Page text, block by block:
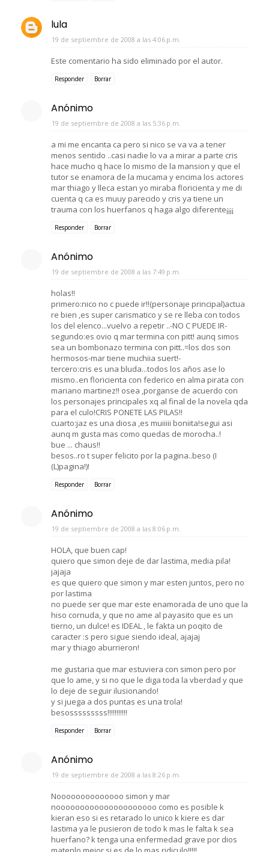
lula
19 de septiembre de 2008 a las 4:06 p.m.
Este comentario ha sido eliminado por el autor.
Responder Borrar
Anónimo
19 de septiembre de 2008 a las 5:36 p.m.
a mi me encanta ca pero si nico se va va a tener
menos sentido ..casi nadie lo va a mirar a parte cris
hace mucho q hace lo mismo de la mansion y que el
tutor se enamora de la mucama y encima los actores
mar thiago y lleca estan yo miraba floricienta y me di
cuenta q ca es muuy parecido y cris ya tiene un
trauma con los huerfanos q haga algo diferente¡¡¡¡
Responder Borrar
Anónimo
19 de septiembre de 2008 a las 7:49 p.m.
holas!!
primero:nico no c puede ir!!(personaje principal)actua
re bien ,es super carismatico y se re lleba con todos
los del elenco...vuelvo a repetir ..-NO C PUEDE IR-
segundo:es ovio q mar termina con pitt! aunq simos
sea un bombonazo termina con pitt..=los dos son
hermosos-mar tiene muchiia suert!-
tercero:cris es una bluda...todos los años ase lo
mismo..en floricienta con federico en alma pirata con
mariano martinez!! osea ,porganse de acuerdo con
los personajes principales xq al final de la novela qda
para el culo!CRIS PONETE LAS PILAS!!
cuarto:jaz es una diosa ,es muiiiii boniita!segui asi
aunq m gusta mas como quedas de morocha..!
bue ... chaus!!
besos..ro t super felicito por la pagina..beso (I
(L)pagina!)!
Responder Borrar
Anónimo
19 de septiembre de 2008 a las 8:06 p.m.
HOLA, que buen cap!
quiero que simon deje de dar lastima, media pila!
jajaja
es que quiero que simon y mar esten juntos, pero no
por lastima
no puede ser que mar este enamorada de uno que la
hiso cornuda, y que no ame al payasito que es un
tierno, un dulce! es IDEAL , le fakta un poqito de
caracter :s pero sigue siendo ideal, ajajaj
mar y thiago aburrieron!
me gustaria que mar estuviera con simon pero por
que lo ame, y si no que le diga toda la vberdad y que
lo deje de seguir ilusionando!
y si juega a dos puntas es una trola!
besosssssssss!!!!!!!!!!!
Responder Borrar
Anónimo
19 de septiembre de 2008 a las 8:26 p.m.
Noooooooooooooo simon y mar
nooooooooooooooooooooo como es posible k
kieran eso si es retarado lo unico k kiere es dar
lastima ya le pusieron de todo k mas le falta k sea
huerfano? k tenga una enfermedad grave por dios